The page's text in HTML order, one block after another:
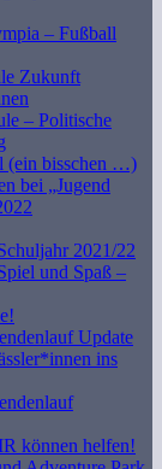
– Fußball
Zukunft
– Politische
(ein bisschen …)
bei „Jugend
2021/22
und Spaß –
Update
ins
können helfen!